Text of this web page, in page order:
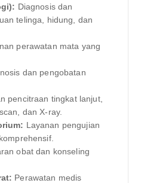
Diagnosis dan
telinga, hidung, dan
perawatan mata yang
dan pengobatan
pencitraan tingkat lanjut,
dan X-ray.
Layanan pengujian
obat dan konseling
Perawatan medis